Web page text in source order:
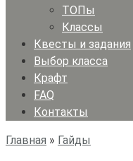
ТОПы
Классы
Квесты и задания
Выбор класса
Крафт
FAQ
Контакты
Главная » Гайды